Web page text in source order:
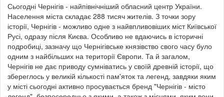
Сьогодні Чернігів - найпівнічніший обласний центр України.
Населення міста складає 288 тисяч жителів. З точки зору
історії, Чернігів - можливо одне з найвпливовіших міст Київської
Русі, одразу після Києва. Особливо не вдаючись в історичні
подробиці, зазначу що Чернігівське князівство свого часу було
одним з найбільших на території Європи. Та й загалом,
Чернігів не дає приводу сумніватись у своїй древній історії, що
збереглось у великій кількості пам'яток та легенд, завдяки яким
у місті сьогодні активно просувається бренд "Чернігів - місто